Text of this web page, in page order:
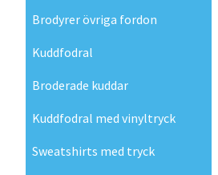
Brodyrer övriga fordon
Kuddfodral
Broderade kuddar
Kuddfodral med vinyltryck
Sweatshirts med tryck